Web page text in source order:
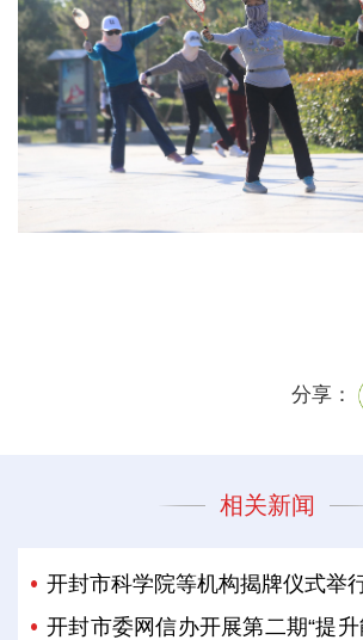
分享：
相关新闻
开封市科学院等机构揭牌仪式举
开封市委网信办开展第二期“提